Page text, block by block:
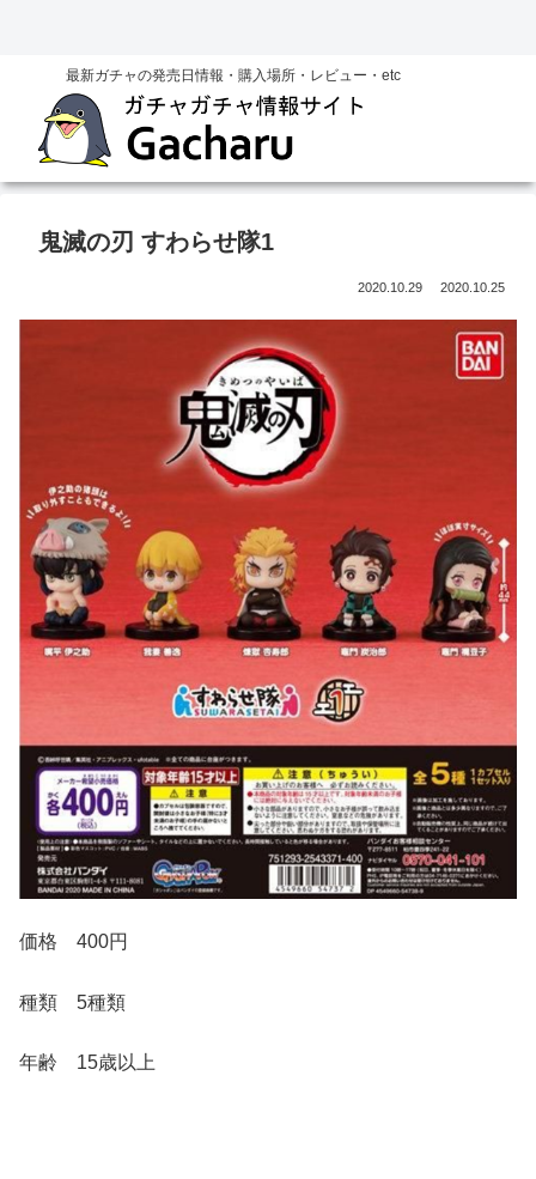
最新ガチャの発売日情報・購入場所・レビュー・etc
鬼滅の刃 すわらせ隊1
2020.10.29 2020.10.25
価格 400円
種類 5種類
年齢 15歳以上